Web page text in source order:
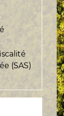
(SAS)